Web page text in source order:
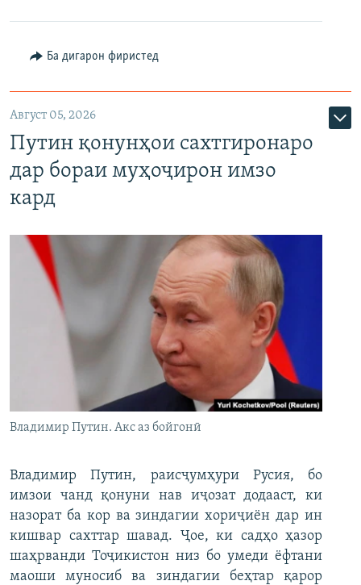
Ба дигарон фиристед
Август 05, 2026
Путин қонунҳои сахтгиронаро
дар бораи муҳоҷирон имзо
кард
Владимир Путин. Акс аз бойгонӣ
Владимир Путин, раисҷумҳури Русия, бо
имзои чанд қонуни нав иҷозат додааст, ки
назорат ба кор ва зиндагии хориҷиён дар ин
кишвар сахттар шавад. Ҷое, ки садҳо ҳазор
шаҳрванди Тоҷикистон низ бо умеди ёфтани
маоши муносиб ва зиндагии беҳтар қарор